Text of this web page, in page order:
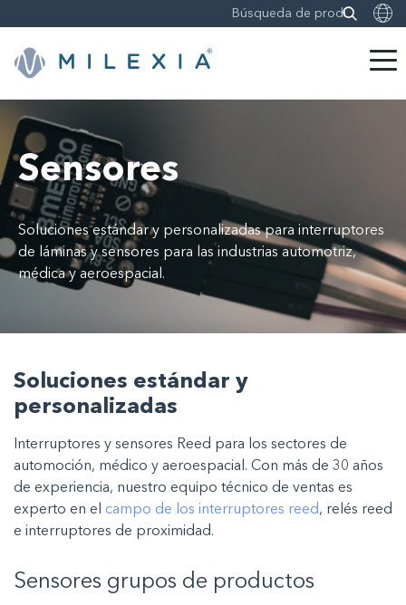
contenido
Sensores
Soluciones estándar y personalizadas para interruptores
de láminas y sensores para las industrias automotriz,
médica y aeroespacial.
Soluciones estándar y
personalizadas
Interruptores y sensores Reed para los sectores de
automoción, médico y aeroespacial. Con más de 30 años
de experiencia, nuestro equipo técnico de ventas es
experto en el campo de los interruptores reed, relés reed
e interruptores de proximidad.
Sensores grupos de productos